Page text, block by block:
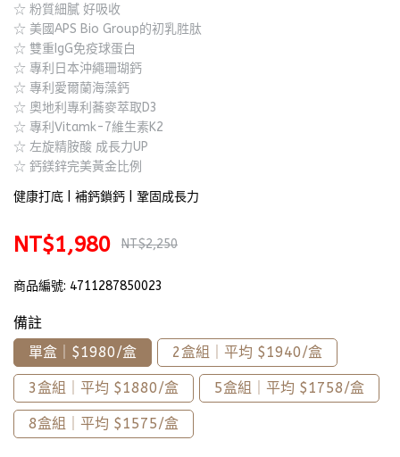
☆ 粉質細膩 好吸收
☆ 美國APS Bio Group的初乳胜肽
☆ 雙重IgG免疫球蛋白
☆ 專利日本沖繩珊瑚鈣
☆ 專利愛爾蘭海藻鈣
☆ 奧地利專利蕎麥萃取D3
☆ 專利Vitamk-7維生素K2
☆ 左旋精胺酸 成長力UP
☆ 鈣鎂鋅完美黃金比例
​健康打底 | 補鈣鎖鈣​ | ​鞏固成長力
NT$1,980 NT$2,250
商品編號: 4711287850023
備註
單盒｜$1980/盒
2盒組｜平均 $1940/盒
3盒組｜平均 $1880/盒 5盒組｜平均 $1758/盒
8盒組｜平均 $1575/盒